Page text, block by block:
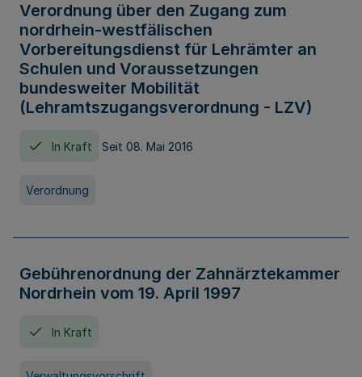
Verordnung über den Zugang zum
nordrhein-westfälischen
Vorbereitungsdienst für Lehrämter an
Schulen und Voraussetzungen
bundesweiter Mobilität
(Lehramtszugangsverordnung - LZV)
In Kraft Seit 08. Mai 2016
Verordnung
Gebührenordnung der Zahnärztekammer
Nordrhein vom 19. April 1997
In Kraft